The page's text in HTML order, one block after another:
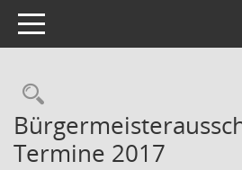
Toggle navigation
Rechercheauswahl
Termine 2017